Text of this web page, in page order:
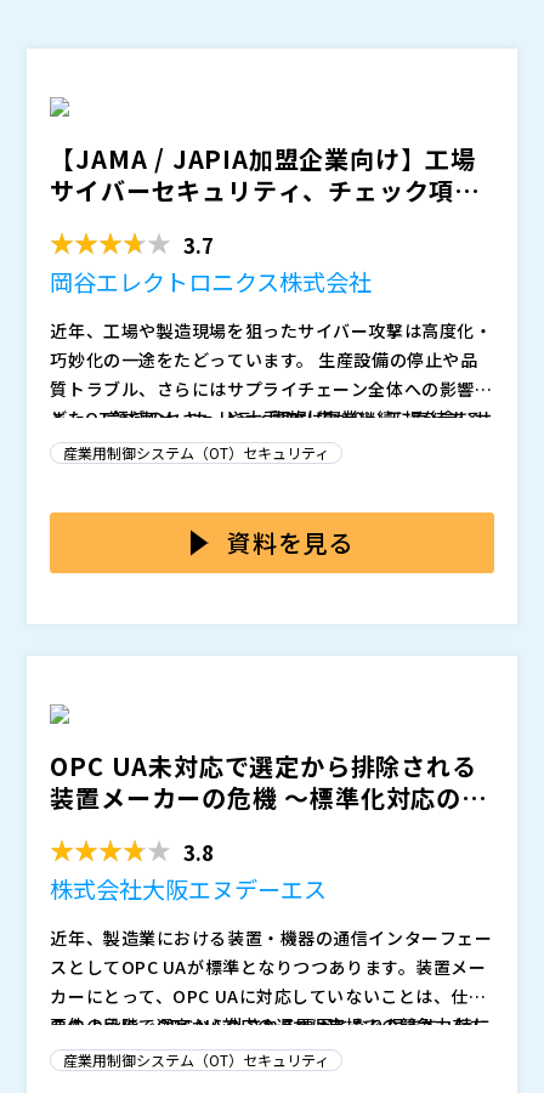
【JAMA / JAPIA加盟企業向け】工場
サイバーセキュリティ、チェック項目
3.7
岡谷エレクトロニクス株式会社
近年、工場や製造現場を狙ったサイバー攻撃は高度化・
巧妙化の一途をたどっています。 生産設備の停止や品
質トラブル、さらにはサプライチェーン全体への影響な
ど、OT領域のセキュリティ事故は事業継続に直結する
リスクとなっています。
また、完成車メーカーや大手取引先から、工場を含むサ
プライチェーン全体に対してOTセキュリティ対応を求
が現場ごとに大きく異なり、IT領域のように一律の対策
をそのまま適用することが難しいのが実情です。
や資産の可視化、アクセス制御、ログ監視、インシデン
ト対応体制の整備に加え、更新やパッチ適用が難しい古
が多岐にわたり、どこから手を付けるべきか分からない
はめればいいのか分からない」 ・「とりあえず対策製
T部門と現場の認識が噛み合わず、議論が進まない」
といった“あるある”に心当たりはないでしょうか。
自動車産業全体でサイバーセキュリティ対応が求められ
車部品工業会）は、業界共通の基準として自動車産業サ
イバーセキュリティガイドラインおよびチェックシート
さらに、工場・製造現場におけるOT環境特有のリスク
ックシート（ドラフト版）が2025年10月17日に追加公
開され、製造現場における具体的なセキュリティ対策を
示しています。
本セミナーでは、JAMA / JAPIA が公開している、工場
領域まで対象が広がったサイバーセキュリティガイドラ
インおよびチェックシートを前提に、工場OTセキュリ
ティにおいて 多岐にわたるチェック項目の中から、ど
また、ITとOTの双方に精通した岡谷システムが提供す
産業用制御システム（OT）セキュリティ
資料を見る
OPC UA未対応で選定から排除される
装置メーカーの危機 ～標準化対応の必
3.8
株式会社大阪エヌデーエス
近年、製造業における装置・機器の通信インターフェー
スとしてOPC UAが標準となりつつあります。装置メー
カーにとって、OPC UAに対応していないことは、仕様
要件の段階で選定から外される要因となり得ます。特に
グローバル市場ではその傾向が顕著であり、対応の遅れ
このように、OPC UA対応の遅れは市場での競争力を左
右する重要課題となっています。 しかし現実には、既
産業用制御システム（OT）セキュリティ